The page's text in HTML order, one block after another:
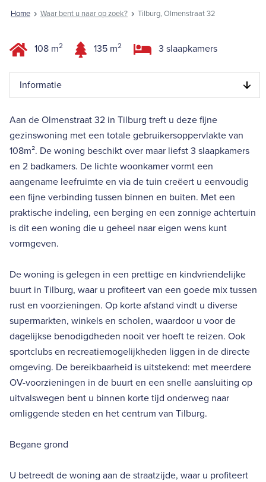
Home Waar bent u naar op zoek? Tilburg, Olmenstraat 32
108 m2 135 m2 3 slaapkamers
Informatie
Aan de Olmenstraat 32 in Tilburg treft u deze fijne
gezinswoning met een totale gebruikersoppervlakte van
108m². De woning beschikt over maar liefst 3 slaapkamers
en 2 badkamers. De lichte woonkamer vormt een
aangename leefruimte en via de tuin creëert u eenvoudig
een fijne verbinding tussen binnen en buiten. Met een
praktische indeling, een berging en een zonnige achtertuin
is dit een woning die u geheel naar eigen wens kunt
vormgeven.
De woning is gelegen in een prettige en kindvriendelijke
buurt in Tilburg, waar u profiteert van een goede mix tussen
rust en voorzieningen. Op korte afstand vindt u diverse
supermarkten, winkels en scholen, waardoor u voor de
dagelijkse benodigdheden nooit ver hoeft te reizen. Ook
sportclubs en recreatiemogelijkheden liggen in de directe
omgeving. De bereikbaarheid is uitstekend: met meerdere
OV-voorzieningen in de buurt en een snelle aansluiting op
uitvalswegen bent u binnen korte tijd onderweg naar
omliggende steden en het centrum van Tilburg.
Begane grond
U betreedt de woning aan de straatzijde, waar u profiteert